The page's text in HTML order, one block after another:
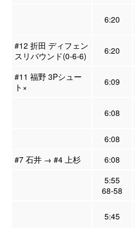
6:20
#12 折田 ディフェン
スリバウンド(0-6-6)
6:20
#11 福野 3Pシュー
ト×
6:09
6:08
6:08
#7 石井 → #4 上杉
6:08
5:55
68-58
5:45